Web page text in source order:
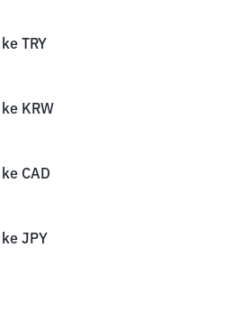
ke TRY
ke KRW
ke CAD
ke JPY